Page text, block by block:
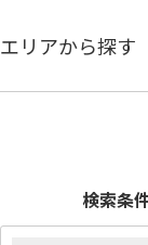
エリアから探す
検索条